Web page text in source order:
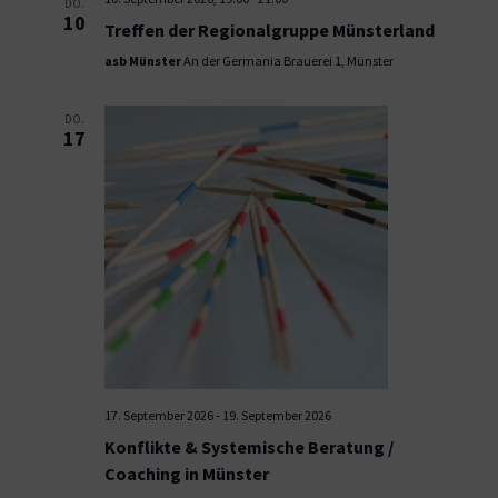
DO.
10 Treffen der Regionalgruppe Münsterland
asb MünsterAn der Germania Brauerei 1, Münster
DO.
17
17. September 2026- 19. September 2026
Konflikte & Systemische Beratung /
Coaching in Münster